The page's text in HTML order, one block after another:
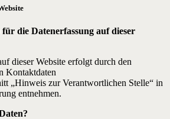
die Datenerfassung auf dieser
dieser Website erfolgt durch den
Kontaktdaten
„Hinweis zur Verantwortlichen Stelle“ in
entnehmen.